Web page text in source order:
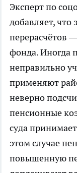
Эксперт по
добавляет,
перерасчётов
фонда. Иногда
неправильно
применяют
неверно
пенсионные
суда
этом случае
повышенную